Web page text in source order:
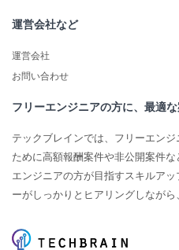
運営会社など
運営会社
お問い合わせ
フリーエンジニアの方に、最適
テックブレインでは、フリーエン
ために高額報酬案件や非公開案件
エンジニアの方が目指すスキルア
ーがしっかりとヒアリングしながら